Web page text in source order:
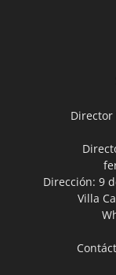
Director
Dirección: 9
Villa